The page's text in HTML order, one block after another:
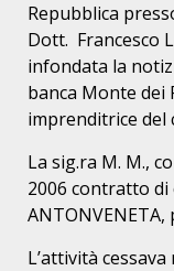
Repubblica
Dott. Francesco
infondata la
banca Monte dei
imprenditrice del
La sig.ra M. M.,
2006 contratto di
ANTONVENETA,
L’attività